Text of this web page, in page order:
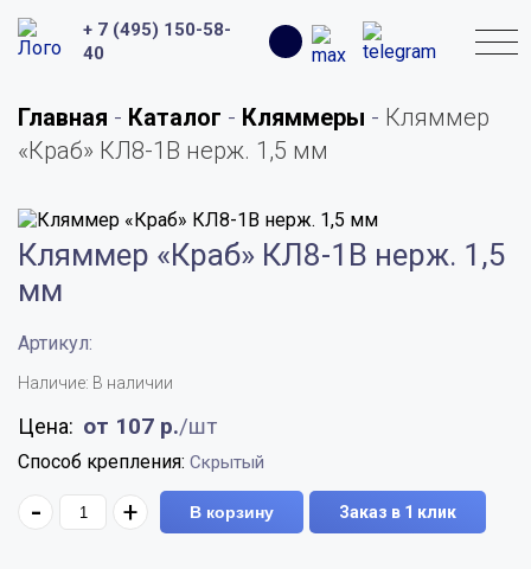
Поиск: +
+ 7 (495) 150-58-
40
Главная - Каталог - Кляммеры - Кляммер
«Краб» КЛ8-1В нерж. 1,5 мм
Кляммер «Краб» КЛ8-1В нерж. 1,5
мм
Артикул:
Наличие: В наличии
Цена: от 107 р./шт
Способ крепления: Скрытый
- + В корзину Заказ в 1 клик